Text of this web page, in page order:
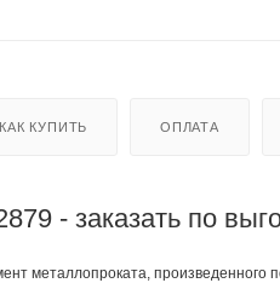
КАК КУПИТЬ ОПЛАТА
- заказать по
металлопроката, произведенного